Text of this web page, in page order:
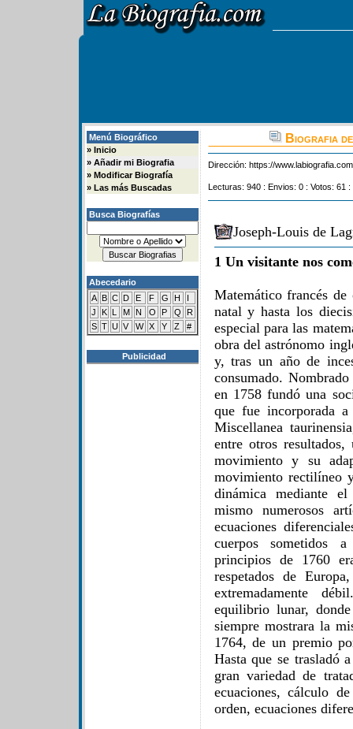
Menú Biográfico
» Inicio
» Añadir mi Biografia
» Modificar Biografía
» Las más Buscadas
Busca Biografías
Abecedario
A B C D E F G H
I
J
K L M N O P Q
R
S T U V W X Y Z #
Publicidad
Biografia
Dirección: https://
Lecturas: 940 : Envios: 0 : Votos: 61
Joseph-Louis de
1 Un visitante nos
Matemático francés
natal y hasta los
especial para las
obra del astrónomo
y, tras un año de
consumado.
en 1758 fundó una
que fue incorporada
Miscellanea
entre otros
movimiento y su
movimiento rectilíneo
dinámica mediante
mismo numerosos
ecuaciones
cuerpos sometidos
principios de 1760
respetados de
extremadamente
equilibrio lunar,
siempre mostrara la
1764, de un premio
Hasta que se trasladó
gran variedad de
ecuaciones, cálculo
orden, ecuaciones